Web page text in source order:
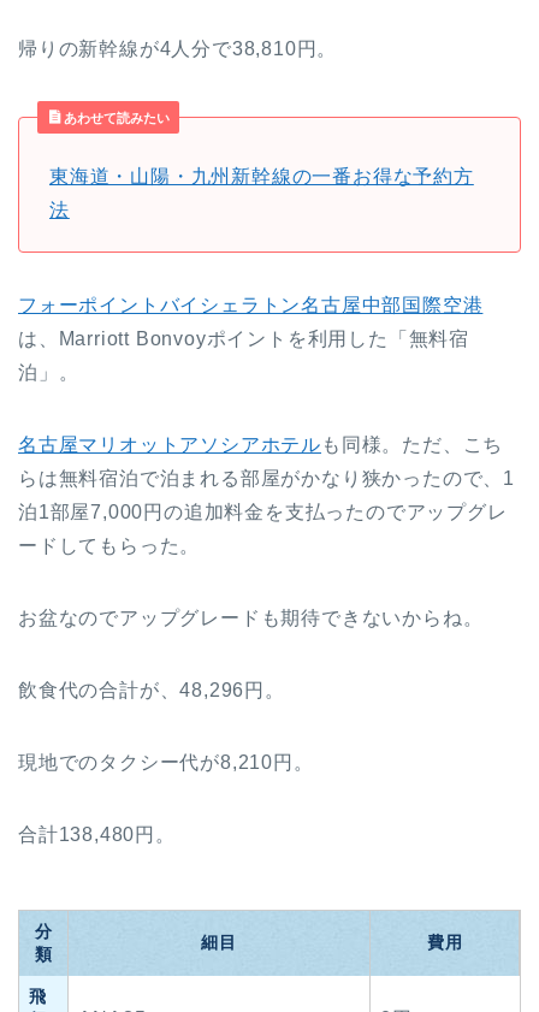
帰りの新幹線が4人分で38,810円。
あわせて読みたい
東海道・山陽・九州新幹線の一番お得な予約方
法
フォーポイントバイシェラトン名古屋中部国際空港
は、Marriott Bonvoyポイントを利用した「無料宿
泊」。
名古屋マリオットアソシアホテル も同様。ただ、こち
らは無料宿泊で泊まれる部屋がかなり狭かったので、1
泊1部屋7,000円の追加料金を支払ったのでアップグレ
ードしてもらった。
お盆なのでアップグレードも期待できないからね。
飲食代の合計が、48,296円。
現地でのタクシー代が8,210円。
合計138,480円。
分
類
細目 費用
飛